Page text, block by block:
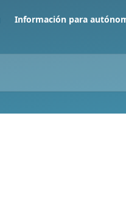
Información para